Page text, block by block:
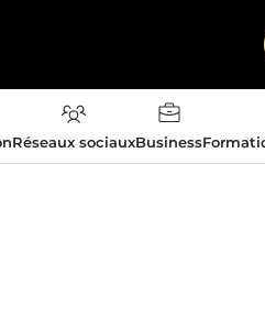
Réseaux sociauxBusiness